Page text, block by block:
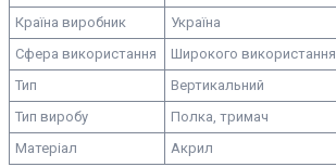
Країна виробник
Україна
Сфера використання
Широкого використання
Тип
Вертикальний
Тип виробу
Полка, тримач
Матеріал
Акрил